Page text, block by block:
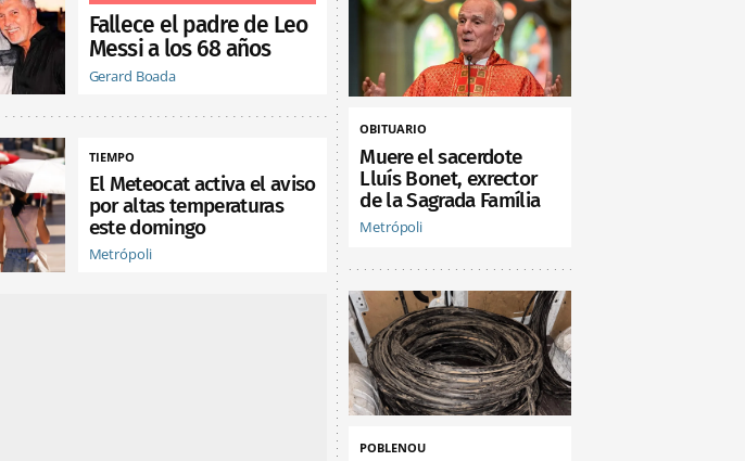
Fallece el padre de Leo
Messi a los 68 años
Gerard Boada
TIEMPO
El Meteocat activa el aviso
por altas temperaturas
este domingo
Metrópoli
OBITUARIO
Muere el sacerdote
Lluís Bonet, exrector
de la Sagrada Família
Metrópoli
POBLENOU